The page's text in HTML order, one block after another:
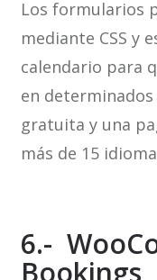
Los formularios
mediante CSS y
calendario para
en
gratuita y una
más de 15
6.-
Bookings